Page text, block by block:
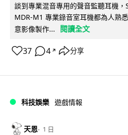
談到專業混音專用的聲音監聽耳機
MDR-M1 專業錄音室耳機都為人熟
意影像製作...
閱讀全文
37 4 ↗ 分享
科技娛樂 遊戲情報
天恩 1 日